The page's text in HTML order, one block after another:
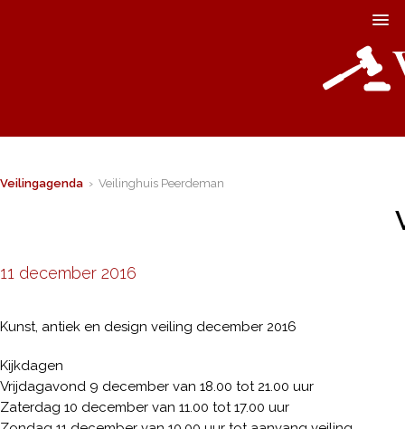
Veilingagenda › Veilinghuis Peerdeman
11 december 2016
Kunst, antiek en design veiling december 2016
Kijkdagen
Vrijdagavond 9 december van 18.00 tot 21.00 uur
Zaterdag 10 december van 11.00 tot 17.00 uur